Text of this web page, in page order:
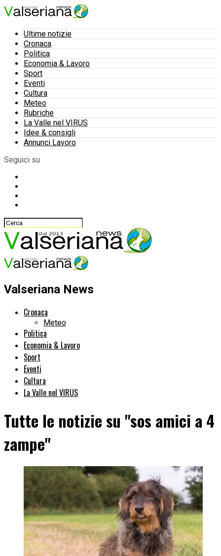
Ultime notizie
Cronaca
Politica
Economia & Lavoro
Sport
Eventi
Cultura
Meteo
Rubriche
La Valle nel VIRUS
Idee & consigli
Annunci Lavoro
Seguici su
Valseriana News
Cronaca
Meteo
Politica
Economia & Lavoro
Sport
Eventi
Cultura
La Valle nel VIRUS
Tutte le notizie su "sos amici a 4
zampe"